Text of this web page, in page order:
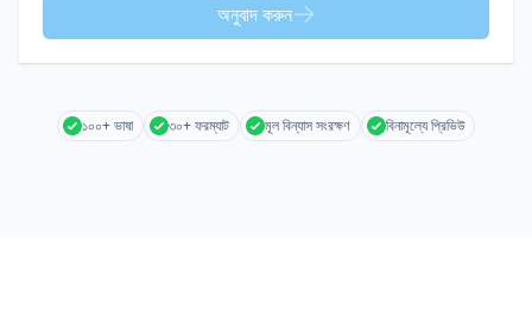
অনুবাদ করুন
১০০+ ভাষা ৩০+ ফরম্যাট মূল বিন্যাস সংরক্ষণ বিনামূল্যে প্রিভিউ